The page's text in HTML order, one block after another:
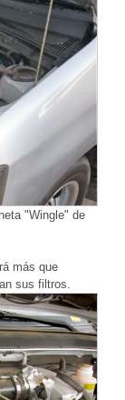
"Wingle" de
más que
sus filtros.